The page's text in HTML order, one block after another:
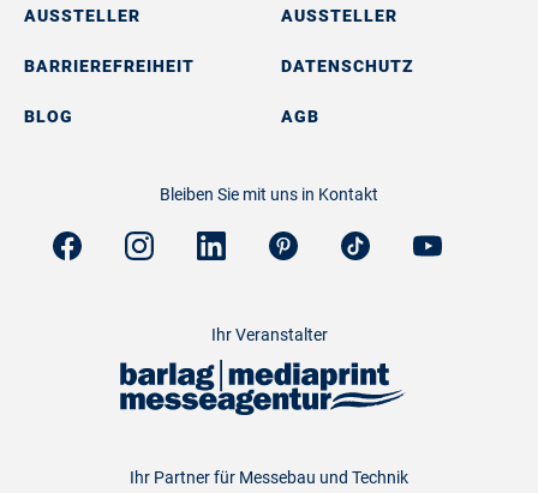
AUSSTELLER
BARRIEREFREIHEIT
BLOG
AUSSTELLER
DATENSCHUTZ
AGB
Bleiben Sie mit uns in Kontakt
Ihr Veranstalter
Ihr Partner für Messebau und Technik